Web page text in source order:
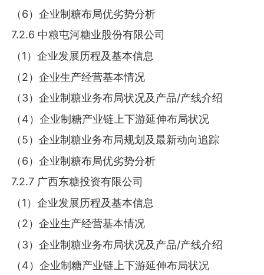
（6）企业制糖布局优劣势分析
7.2.6 中粮屯河糖业股份有限公司
（1）企业发展历程及基本信息
（2）企业生产经营基本情况
（3）企业制糖业务布局状况及产品/产线介绍
（4）企业制糖产业链上下游延伸布局状况
（5）企业制糖业务布局规划及最新动向追踪
（6）企业制糖布局优劣势分析
7.2.7 广西东糖投资有限公司
（1）企业发展历程及基本信息
（2）企业生产经营基本情况
（3）企业制糖业务布局状况及产品/产线介绍
（4）企业制糖产业链上下游延伸布局状况